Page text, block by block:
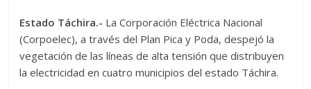
Estado Táchira.- La Corporación Eléctrica Nacional
(Corpoelec), a través del Plan Pica y Poda, despejó la
vegetación de las líneas de alta tensión que distribuyen
la electricidad en cuatro municipios del estado Táchira.